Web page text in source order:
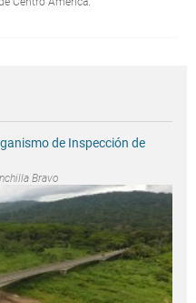
de Inspección de
Bravo